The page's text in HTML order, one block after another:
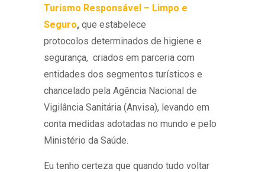
Turismo Responsável – Limpo e
Seguro, que estabelece
protocolos determinados de higiene e
segurança, criados em parceria com
entidades dos segmentos turísticos e
chancelado pela Agência Nacional de
Vigilância Sanitária (Anvisa), levando em
conta medidas adotadas no mundo e pelo
Ministério da Saúde.
Eu tenho certeza que quando tudo voltar